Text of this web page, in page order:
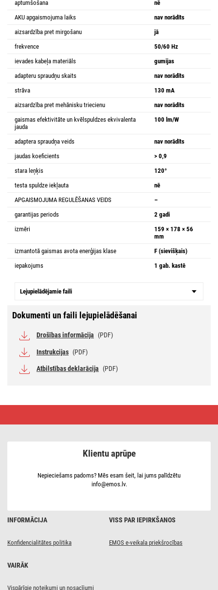
aptumšošana
nē
AKU apgaismojuma laiks
nav norādīts
aizsardzība pret mirgošanu
jā
frekvence
50/60 Hz
ievades kabeļa materiāls
gumijas
adapteru spraudņu skaits
nav norādīts
strāva
130 mA
aizsardzība pret mehānisku triecienu
nav norādīts
gaismas efektivitāte un kvēlspuldzes ekvivalenta
jauda
100 lm/W
adaptera spraudņa veids
nav norādīts
jaudas koeficients
> 0,9
stara leņķis
120°
testa spuldze iekļauta
nē
APGAISMOJUMA REGULĒŠANAS VEIDS
–
garantijas periods
2 gadi
izmēri
159 × 178 × 56
mm
izmantotā gaismas avota enerģijas klase
F (sievišķais)
iepakojums
1 gab. kastē
Lejupielādējamie faili
Dokumenti un faili lejupielādēšanai
Drošības informācija (PDF)
Instrukcijas (PDF)
Atbilstības deklarācija (PDF)
INFORMĀCIJA
Konfidencialitātes politika
VISS PAR IEPIRKŠANOS
EMOS e-veikala priekšrocības
VAIRĀK
Vispārīgie noteikumi un nosacījumi
Klientu aprūpe
Nepieciešams padoms? Mēs esam šeit, lai jums palīdzētu
info@emos.lv.